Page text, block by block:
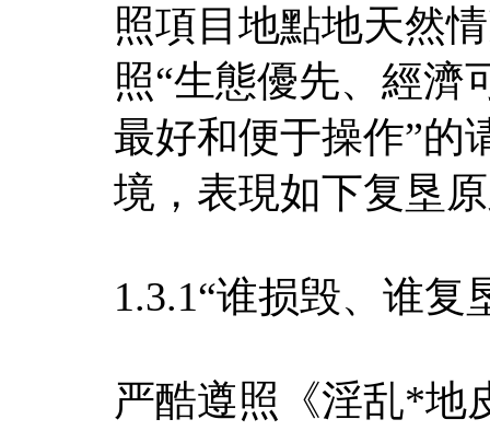
照項目地點地天然
照“生態優先、經濟
最好和便于操作”的
境，表現如下复垦
1.3.1“谁损毁、谁复
严酷遵照《淫乱*地